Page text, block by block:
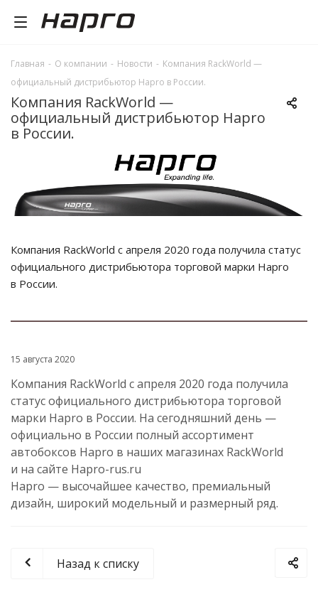
Главная - О компании - Новости - Компания RackWorld —
официальный дистрибьютор Hapro в России.
Компания RackWorld —
официальный дистрибьютор Hapro
в России.
Компания RackWorld с апреля 2020 года получила статус
официального дистрибьютора торговой марки Hapro
в России.
15 августа 2020
Компания RackWorld с апреля 2020 года получила
статус официального дистрибьютора торговой
марки Hapro в России. На сегодняшний день —
официально в России полный ассортимент
автобоксов Hapro в наших магазинах RackWorld
и на сайте Hapro-rus.ru
Hapro — высочайшее качество, премиальный
дизайн, широкий модельный и размерный ряд.
Назад к списку